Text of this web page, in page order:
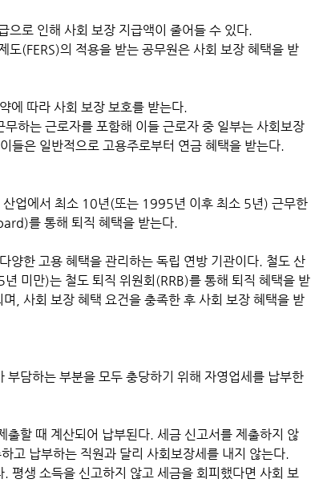
으로 인해 사회 보장 지급액이 줄어들 수 있다.
(FERS)의 적용을 받는 공무원은 사회 보장 혜택을 받
에 따라 사회 보장 보호를 받는다.
하는 근로자를 포함해 이들 근로자 중 일부는 사회보장
들은 일반적으로 고용주로부터 연금 혜택을 받는다.
업에서 최소 10년(또는 1995년 이후 최소 5년) 근무한
를 통해 퇴직 혜택을 받는다.
양한 고용 혜택을 관리하는 독립 연방 기관이다. 철도 산
미만)는 철도 퇴직 위원회(RRB)를 통해 퇴직 혜택을 받
, 사회 보장 혜택 요건을 충족한 후 사회 보장 혜택을 받
담하는 부분을 모두 충당하기 위해 자영업세를 납부한
할 때 계산되어 납부된다. 세금 신고서를 제출하지 않
고 납부하는 직원과 달리 사회보장세를 내지 않는다.
평생 소득을 신고하지 않고 세금을 회피했다면 사회 보